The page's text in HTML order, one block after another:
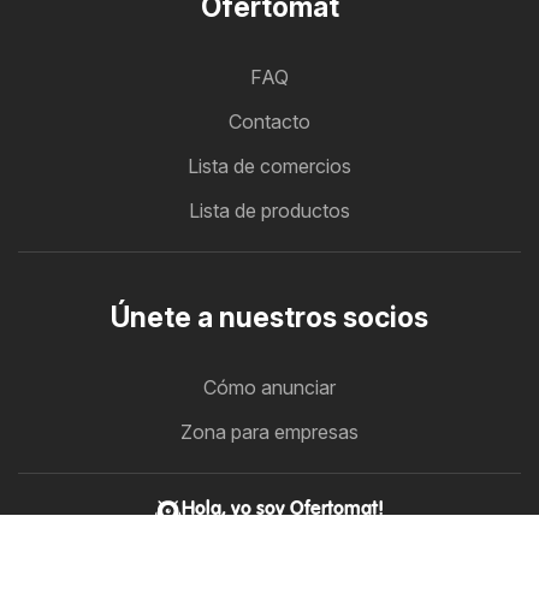
Ofertomat
FAQ
Contacto
Lista de comercios
Lista de productos
Únete a nuestros socios
Cómo anunciar
Zona para empresas
Hola, yo soy Ofertomat!